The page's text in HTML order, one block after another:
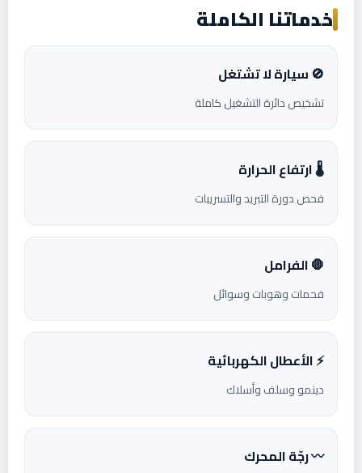
خدماتنا الكاملة
🚫 سيارة لا تشتغل
تشخيص دائرة التشغيل كاملة
🌡️ ارتفاع الحرارة
فحص دورة التبريد والتسريبات
🛑 الفرامل
فحمات وهوبات وسوائل
⚡ الأعطال الكهربائية
دينمو وسلف وأسلاك
〰️ رجّة المحرك